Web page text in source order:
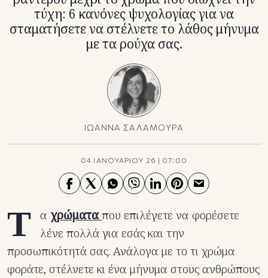
τύχη: 6 κανόνες ψυχολογίας για να
σταματήσετε να στέλνετε το λάθος μήνυμα
με τα ρούχα σας.
ΙΩΑΝΝΑ ΣΑΛΑΜΟΥΡΑ
04 ΙΑΝΟΥΑΡΙΟΥ 26 | 07:00
Τ α χρώματαπου επιλέγετε να φορέσετε
λένε πολλά για εσάς και την
προσωπικότητά σας. Ανάλογα με το τι χρώμα
φοράτε, στέλνετε κι ένα μήνυμα στους ανθρώπους